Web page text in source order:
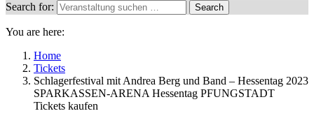
Search for:
Search
You are here:
Home
Tickets
Schlagerfestival mit Andrea Berg und Band – Hessentag 2023
SPARKASSEN-ARENA Hessentag PFUNGSTADT
Tickets kaufen